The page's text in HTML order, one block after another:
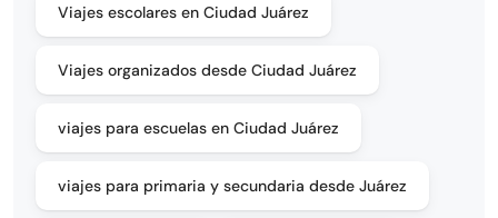
Viajes escolares en Ciudad Juárez
Viajes organizados desde Ciudad Juárez
viajes para escuelas en Ciudad Juárez
viajes para primaria y secundaria desde Juárez